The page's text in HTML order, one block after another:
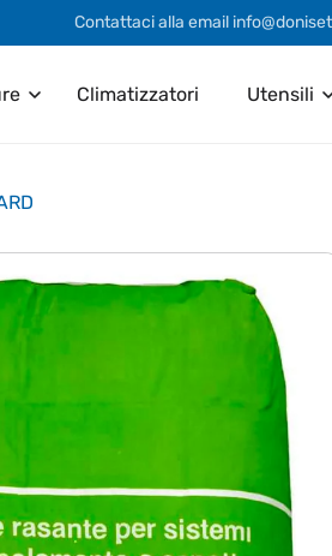
Contattaci alla email
Climatizzatori Utensili